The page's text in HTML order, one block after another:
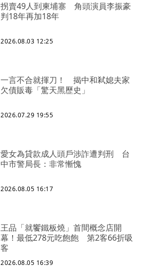
拐賣49人到柬埔寨 角頭演員李振豪
判18年再加18年
2026.08.03 12:25
一言不合就揮刀！ 揭中和弒媳夫家
欠債販毒「驚天黑歷史」
2026.07.29 19:55
愛女為貸款成人頭戶涉詐遭判刑 台
中市警局長：非常慚愧
2026.08.05 16:17
王品「就饗鐵板燒」首間概念店開
幕！最低278元吃飽飽 第2客66折吸
客
2026.08.05 16:39